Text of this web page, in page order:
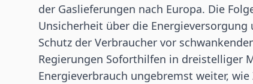
der Gaslieferungen nach Europa. Die
Unsicherheit über die
Schutz der Verbraucher vor
Regierungen Soforthilfen in dreistelliger
Energieverbrauch ungebremst weiter, wie